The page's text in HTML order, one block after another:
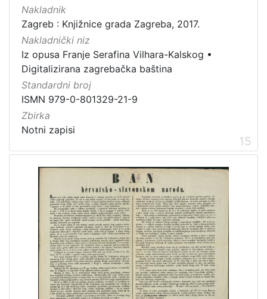
Nakladnik
Zagreb : Knjižnice grada Zagreba, 2017.
Nakladnički niz
Iz opusa Franje Serafina Vilhara-Kalskog •
Digitalizirana zagrebačka baština
Standardni broj
ISMN 979-0-801329-21-9
Zbirka
Notni zapisi
15